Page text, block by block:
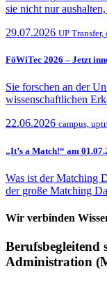
sie nicht nur
29.07.2026 UP Transfer,
FöWiTec 2026 – Jetzt
Sie forschen an der
wissenschaftlichen
22.06.2026 campus,
„It’s a Match!“ am
Was ist der Matching
der große Matching
Wir verbinden
Berufsbegleitend
Administration